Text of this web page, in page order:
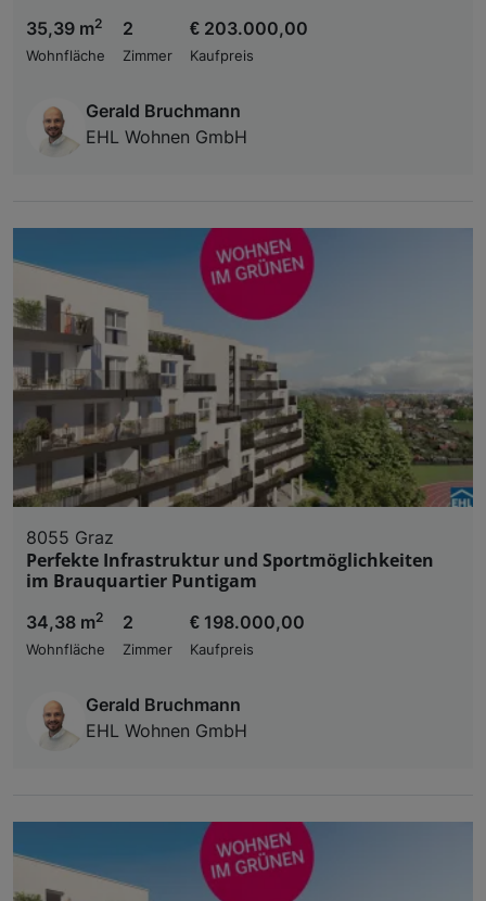
35,39 m2
Wohnfläche
2
Zimmer
€ 203.000,00
Kaufpreis
Gerald Bruchmann
EHL Wohnen GmbH
8055 Graz
Perfekte Infrastruktur und Sportmöglichkeiten
im Brauquartier Puntigam
34,38 m2
Wohnfläche
2
Zimmer
€ 198.000,00
Kaufpreis
Gerald Bruchmann
EHL Wohnen GmbH